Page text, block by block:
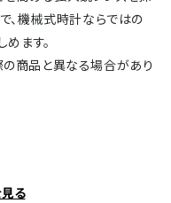
、機械式時計ならではの
ます。
商品と異なる場合があり
る